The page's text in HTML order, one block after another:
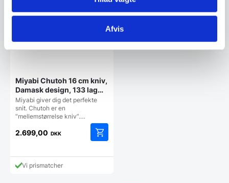
Afvis
Miyabi Chutoh 16 cm kniv,
Damask design, 133 lag
stål
Miyabi giver dig det perfekte
snit. Chutoh er en
“mellemstørrelse kniv”.…
2.699,00 DKK
Vi prismatcher